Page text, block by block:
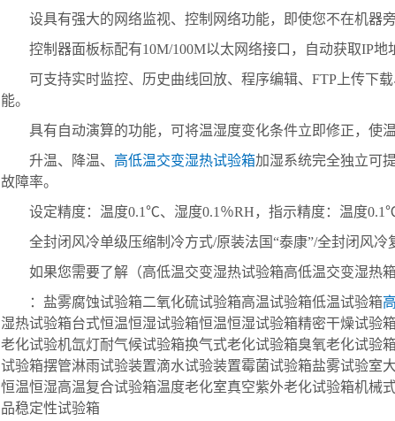
设具有强大的网络监视、控制网络功能，即使您不在机器旁
控制器面板标配有10M/100M以太网络接口，自动获取IP地
可支持实时监控、历史曲线回放、程序编辑、FTP上传下载
能。
具有自动演算的功能，可将温湿度变化条件立即修正，使温
升温、降温、 高低温交变湿热试验箱加湿系统完全独立可
故障率。
设定精度：温度0.1℃、湿度0.1％RH，指示精度：温度
全封闭风冷单级压缩制冷方式/原装法国“泰康”/全封闭风冷
如果您需要了解（高低温交变湿热试验箱高低温交变湿热箱
：盐雾腐蚀试验箱二氧化硫试验箱高温试验箱低温试验箱
湿热试验箱台式恒温恒湿试验箱恒温恒湿试验箱精密干燥试验
老化试验机氙灯耐气候试验箱换气式老化试验箱臭氧老化试验
试验箱摆管淋雨试验装置滴水试验装置霉菌试验箱盐雾试验室
恒温恒湿高温复合试验箱温度老化室真空紫外老化试验箱机械
品稳定性试验箱